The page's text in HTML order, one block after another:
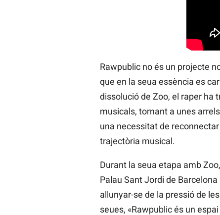
Rawpublic no és un projecte
que en la seua essència es
dissolució de Zoo, el raper ha
musicals, tornant a unes
una necessitat de
trajectòria musical.
Durant la seua etapa amb
Palau Sant Jordi de
allunyar-se de la pressió de
seues, «Rawpublic és un